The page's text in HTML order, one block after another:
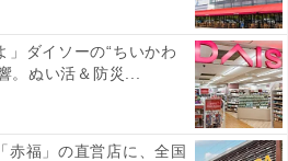
格は変動します
アウト
」ダイソーの“ちいかわ
。ぬい活＆防災...
赤福」の直営店に、全国